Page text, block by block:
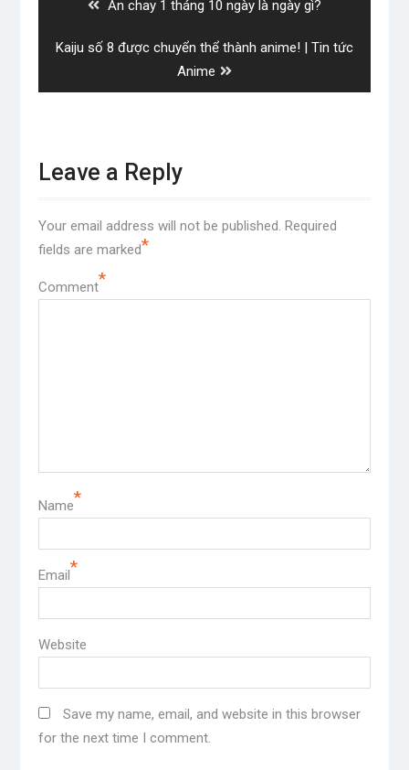
Previous
Ăn chay 1 tháng 10 ngày là ngày gì?
Next
Kaiju số 8 được chuyển thể thành anime! | Tin tức
Anime
Leave a Reply
Your email address will not be published. Required
fields are marked*
Comment*
Name*
Email*
Website
Save my name, email, and website in this browser
for the next time I comment.